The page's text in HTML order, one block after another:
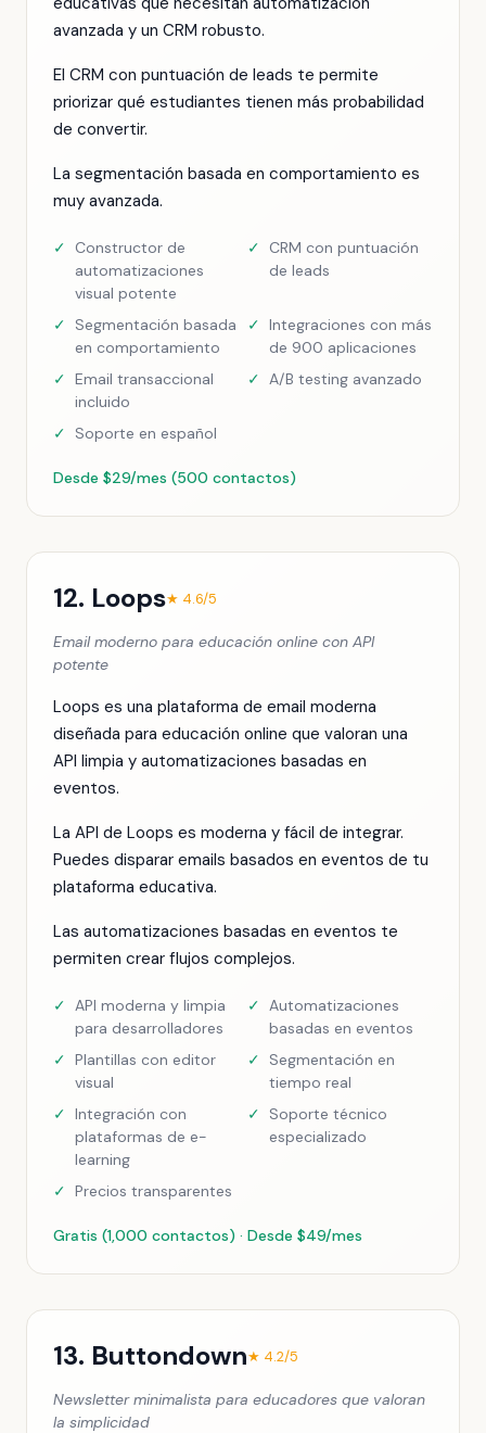
avanzada y un CRM robusto.
El CRM con puntuación de leads te permite
priorizar qué estudiantes tienen más probabilidad
de convertir.
La segmentación basada en comportamiento es
muy avanzada.
✓
Constructor de
automatizaciones
visual potente
✓
CRM con puntuación
de leads
✓
Segmentación basada
en comportamiento
✓ Integraciones con más
de 900 aplicaciones
✓ Email transaccional
incluido
✓ A/B testing avanzado
✓ Soporte en español
Desde $29/mes (500 contactos)
12. Loops★ 4.6/5
Email moderno para educación online con API
potente
Loops es una plataforma de email moderna
diseñada para educación online que valoran una
API limpia y automatizaciones basadas en
eventos.
La API de Loops es moderna y fácil de integrar.
Puedes disparar emails basados en eventos de tu
plataforma educativa.
Las automatizaciones basadas en eventos te
permiten crear flujos complejos.
✓ API moderna y limpia
para desarrolladores
✓ Automatizaciones
basadas en eventos
✓ Plantillas con editor
visual
✓
Segmentación en
tiempo real
✓ Integración con
plataformas de e-
learning
✓
Soporte técnico
especializado
✓ Precios transparentes
Gratis (1,000 contactos) · Desde $49/mes
13. Buttondown★ 4.2/5
Newsletter minimalista para educadores que valoran
la simplicidad